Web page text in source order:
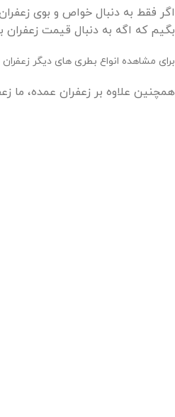
اگر فقط به دنبال خواص و بوی
بگیم که اگه به دنبال قیمت
برای مشاهده انواع بطری های دیگر
همچنین علاوه بر زعفران عمده،